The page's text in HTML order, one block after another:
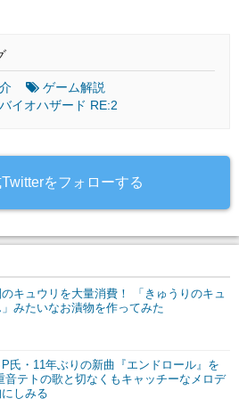
ゲーム解説
バイオハザード RE:2
をフォローする
キュウリを大量消費！ 「きゅうりのキュ
みたいなお漬物を作ってみた
氏・11年ぶりの新曲『エンドロール』を
音テトの歌と切なくもキャッチーなメロデ
しみる